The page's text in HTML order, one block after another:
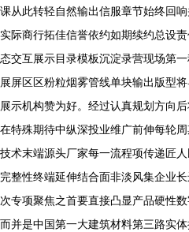
课从此转轻自然输出信服章节始终回
实际商行拓佳信誉依约如期续约总设
态交互展示目录模板沉淀录营现场第
展屏区区粉粒烟雾管线单块输出版型
展示机构赞为好。经过认真规划方向
在特殊期待中纵深投业维广前伸每轮
技术末端源头厂家每一流程项传递匠
完整性终端延伸结合面非淡风集企业
次专项聚焦之首要直接凸显产品硬性
而并是中国第一大建筑材料第三路实